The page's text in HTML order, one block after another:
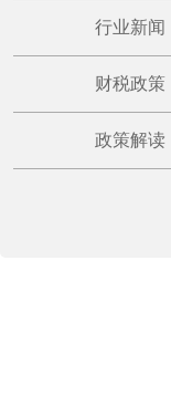
行业新闻
财税政策
政策解读